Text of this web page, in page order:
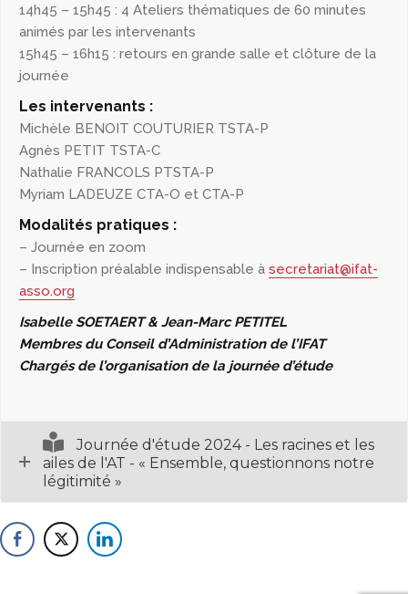
14h45 – 15h45 : 4 Ateliers thématiques de 60 minutes
animés par les intervenants
15h45 – 16h15 : retours en grande salle et clôture de la
journée
Les intervenants :
Michèle BENOIT COUTURIER TSTA-P
Agnès PETIT TSTA-C
Nathalie FRANCOLS PTSTA-P
Myriam LADEUZE CTA-O et CTA-P
Modalités pratiques :
– Journée en zoom
– Inscription préalable indispensable à secretariat@ifat-
asso.org
Isabelle SOETAERT & Jean-Marc PETITEL
Membres du Conseil d’Administration de l’IFAT
Chargés de l’organisation de la journée d’étude
Journée d'étude 2024 - Les racines et les
ailes de l'AT - « Ensemble, questionnons notre
légitimité »